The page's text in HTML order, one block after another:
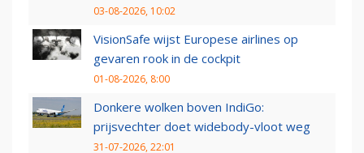
03-08-2026, 10:02
VisionSafe wijst Europese airlines op
gevaren rook in de cockpit
01-08-2026, 8:00
Donkere wolken boven IndiGo:
prijsvechter doet widebody-vloot weg
31-07-2026, 22:01